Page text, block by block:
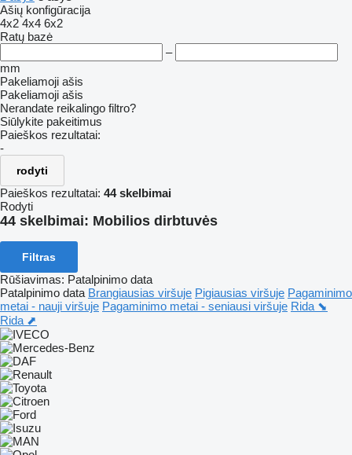
Ašių konfigūracija
4x2 4x4 6x2
Ratų bazė
–
mm
Pakeliamoji ašis
Pakeliamoji ašis
Nerandate reikalingo filtro?
Siūlykite pakeitimus
Paieškos rezultatai:
-
rodyti
Paieškos rezultatai: 44 skelbimai
Rodyti
44 skelbimai: Mobilios dirbtuvės
Filtras
Rūšiavimas: Patalpinimo data
Patalpinimo data Brangiausias viršuje Pigiausias viršuje Pagaminimo
metai - nauji viršuje Pagaminimo metai - seniausi viršuje Rida ⬊
Rida ⬈